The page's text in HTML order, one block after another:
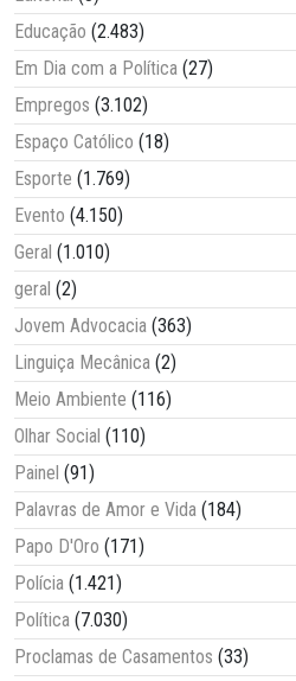
Educação (2.483)
Em Dia com a Política (27)
Empregos (3.102)
Espaço Católico (18)
Esporte (1.769)
Evento (4.150)
Geral (1.010)
geral (2)
Jovem Advocacia (363)
Linguiça Mecânica (2)
Meio Ambiente (116)
Olhar Social (110)
Painel (91)
Palavras de Amor e Vida (184)
Papo D'Oro (171)
Polícia (1.421)
Política (7.030)
Proclamas de Casamentos (33)